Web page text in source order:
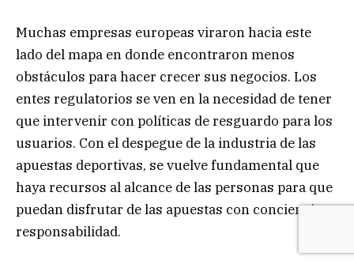
Muchas empresas europeas viraron hacia este
lado del mapa en donde encontraron menos
obstáculos para hacer crecer sus negocios. Los
entes regulatorios se ven en la necesidad de tener
que intervenir con políticas de resguardo para los
usuarios. Con el despegue de la industria de las
apuestas deportivas, se vuelve fundamental que
haya recursos al alcance de las personas para que
puedan disfrutar de las apuestas con conciencia y
responsabilidad.